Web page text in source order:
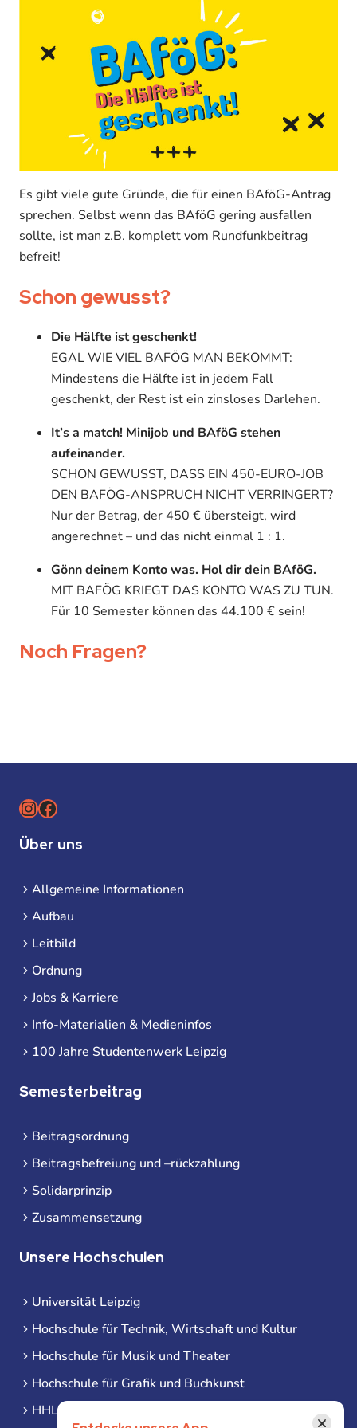
Es gibt viele gute Gründe, die für einen BAföG-Antrag
sprechen. Selbst wenn das BAföG gering ausfallen
sollte, ist man z.B. komplett vom Rundfunkbeitrag
befreit!
Schon gewusst?
Die Hälfte ist geschenkt!
EGAL WIE VIEL BAFÖG MAN BEKOMMT:
Mindestens die Hälfte ist in jedem Fall
geschenkt, der Rest ist ein zinsloses Darlehen.
It’s a match! Minijob und BAföG stehen
aufeinander.
SCHON GEWUSST, DASS EIN 450-EURO-JOB
DEN BAFÖG-ANSPRUCH NICHT VERRINGERT?
Nur der Betrag, der 450 € übersteigt, wird
angerechnet – und das nicht einmal 1 : 1.
Gönn deinem Konto was. Hol dir dein BAföG.
MIT BAFÖG KRIEGT DAS KONTO WAS ZU TUN.
Für 10 Semester können das 44.100 € sein!
Noch Fragen?
Instagram
Facebook
Über uns
Allgemeine Informationen
Aufbau
Leitbild
Ordnung
Jobs & Karriere
Info-Materialien & Medieninfos
100 Jahre Studentenwerk Leipzig
Semesterbeitrag
Beitragsordnung
Beitragsbefreiung und –rückzahlung
Solidarprinzip
Zusammensetzung
Unsere Hochschulen
Universität Leipzig
Hochschule für Technik, Wirtschaft und Kultur
Hochschule für Musik und Theater
Hochschule für Grafik und Buchkunst
HHL Leipzig
×